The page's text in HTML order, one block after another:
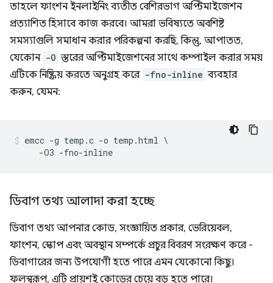
তাহলে ফাংশন ইনলাইনিং ব্যতীত বেশিরভাগ অপ্টিমাইজেশন
প্রত্যাশিত হিসাবে কাজ করবে। আমরা ভবিষ্যতে অবশিষ্ট
সমস্যাগুলি সমাধান করার পরিকল্পনা করছি, কিন্তু, আপাতত,
যেকোন -O স্তরের অপ্টিমাইজেশনের সাথে কম্পাইল করার সময়
এটিকে নিষ্ক্রিয় করতে অনুগ্রহ করে -fno-inline ব্যবহার
করুন, যেমন:
emcc -g temp.c -o temp.html \
ডিবাগ তথ্য আলাদা করা হচ্ছে
ডিবাগ তথ্য আপনার কোড, সংজ্ঞায়িত প্রকার, ভেরিয়েবল,
ফাংশন, স্কোপ এবং অবস্থান সম্পর্কে প্রচুর বিবরণ সংরক্ষণ করে -
ডিবাগারের জন্য উপযোগী হতে পারে এমন যেকোনো কিছু।
ফলস্বরূপ, এটি প্রায়শই কোডের চেয়ে বড় হতে পারে।